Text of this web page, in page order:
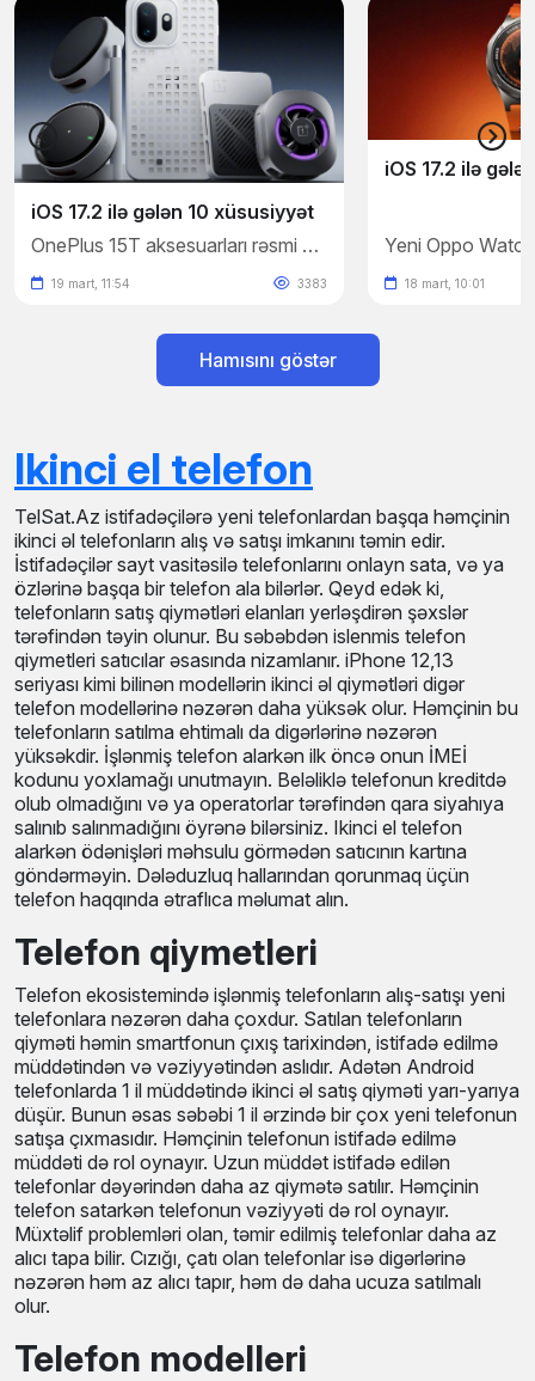
iOS 17.2 ilə gələn 10 xüsusiyyət
OnePlus 15T aksesuarları rəsmi şəkillərlə təsdiqləndi
19 mart, 11:54 3383
iOS 17.2 ilə
18 mart, 10:01
Hamısını göstər
Ikinci el telefon
TelSat.Az istifadəçilərə yeni telefonlardan başqa həmçinin
ikinci əl telefonların alış və satışı imkanını təmin edir.
İstifadəçilər sayt vasitəsilə telefonlarını onlayn sata, və ya
özlərinə başqa bir telefon ala bilərlər. Qeyd edək ki,
telefonların satış qiymətləri elanları yerləşdirən şəxslər
tərəfindən təyin olunur. Bu səbəbdən islenmis telefon
qiymetleri satıcılar əsasında nizamlanır. iPhone 12,13
seriyası kimi bilinən modellərin ikinci əl qiymətləri digər
telefon modellərinə nəzərən daha yüksək olur. Həmçinin bu
telefonların satılma ehtimalı da digərlərinə nəzərən
yüksəkdir. İşlənmiş telefon alarkən ilk öncə onun İMEİ
kodunu yoxlamağı unutmayın. Beləliklə telefonun kreditdə
olub olmadığını və ya operatorlar tərəfindən qara siyahıya
salınıb salınmadığını öyrənə bilərsiniz. Ikinci el telefon
alarkən ödənişləri məhsulu görmədən satıcının kartına
göndərməyin. Dələduzluq hallarından qorunmaq üçün
telefon haqqında ətraflıca məlumat alın.
Telefon qiymetleri
Telefon ekosistemində işlənmiş telefonların alış-satışı yeni
telefonlara nəzərən daha çoxdur. Satılan telefonların
qiyməti həmin smartfonun çıxış tarixindən, istifadə edilmə
müddətindən və vəziyyətindən aslıdır. Adətən Android
telefonlarda 1 il müddətində ikinci əl satış qiyməti yarı-yarıya
düşür. Bunun əsas səbəbi 1 il ərzində bir çox yeni telefonun
satışa çıxmasıdır. Həmçinin telefonun istifadə edilmə
müddəti də rol oynayır. Uzun müddət istifadə edilən
telefonlar dəyərindən daha az qiymətə satılır. Həmçinin
telefon satarkən telefonun vəziyyəti də rol oynayır.
Müxtəlif problemləri olan, təmir edilmiş telefonlar daha az
alıcı tapa bilir. Cızığı, çatı olan telefonlar isə digərlərinə
nəzərən həm az alıcı tapır, həm də daha ucuza satılmalı
olur.
Telefon modelleri